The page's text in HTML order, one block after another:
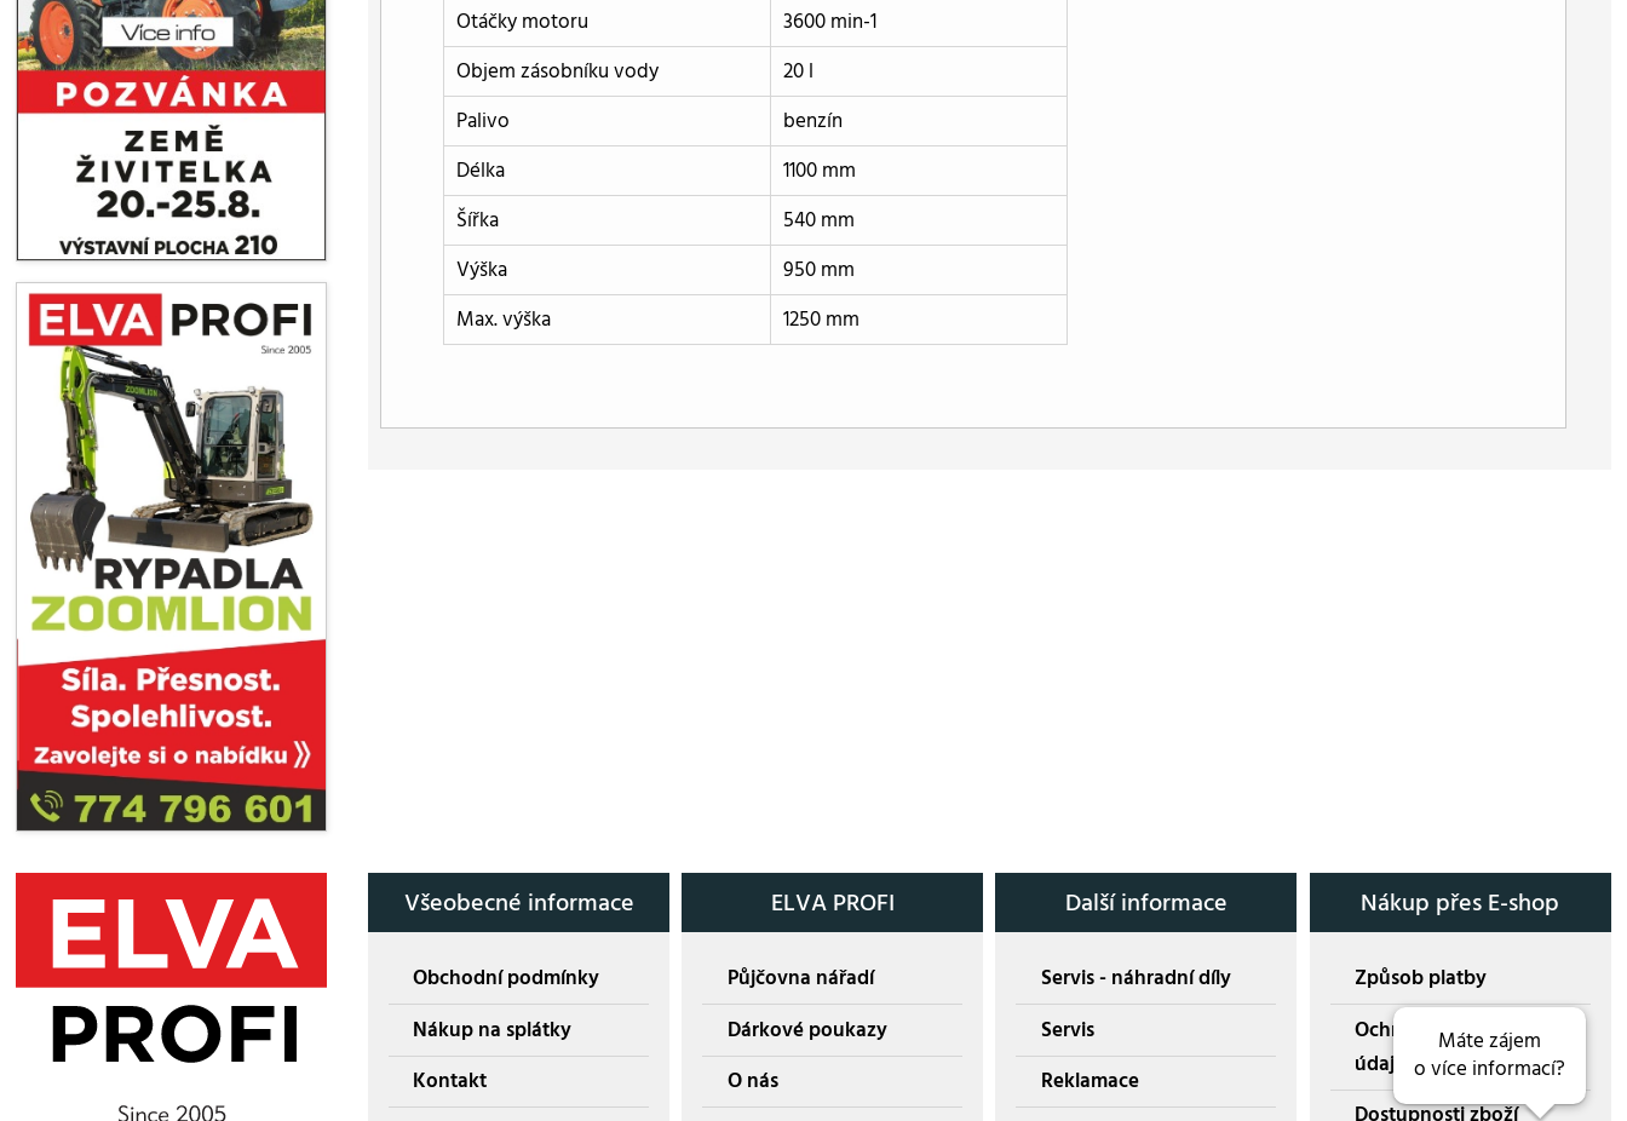
Otáčky motoru
3600 min-1
Objem zásobníku vody
20 l
Palivo
benzín
Délka
1100 mm
Šířka
540 mm
Výška
950 mm
Max. výška
1250 mm
Všeobecné informace
Obchodní podmínky
Nákup na splátky
Kontakt
ELVA PROFI
Půjčovna nářadí
Dárkové poukazy
O nás
Další informace
Servis - náhradní díly
Servis
Reklamace
Nákup přes E-shop
Způsob platby
Ochrana osobních
údajů
Máte zájem
o více informací?